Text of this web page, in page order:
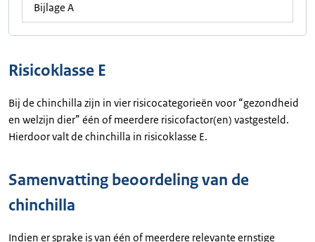
Bijlage A
Risicoklasse E
Bij de chinchilla zijn in vier risicocategorieën voor “gezondheid
en welzijn dier” één of meerdere risicofactor(en) vastgesteld.
Hierdoor valt de chinchilla in risicoklasse E.
Samenvatting beoordeling van de
chinchilla
Indien er sprake is van één of meerdere relevante ernstige